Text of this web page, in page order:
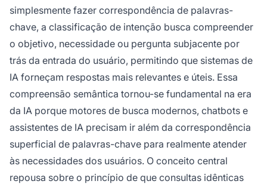
diretamente a satisfação do usuário, métricas
de engajamento e a eficácia dos sistemas de IA
em resolver problemas do mundo real.
simplesmente fazer correspondência de palavras-
chave, a classificação de intenção busca compreender
o objetivo, necessidade ou pergunta subjacente por
trás da entrada do usuário, permitindo que sistemas de
IA forneçam respostas mais relevantes e úteis. Essa
compreensão semântica tornou-se fundamental na era
da IA porque motores de busca modernos, chatbots e
assistentes de IA precisam ir além da correspondência
superficial de palavras-chave para realmente atender
às necessidades dos usuários. O conceito central
repousa sobre o princípio de que consultas idênticas